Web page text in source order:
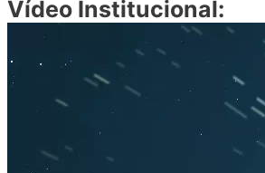
Vídeo Institucional: